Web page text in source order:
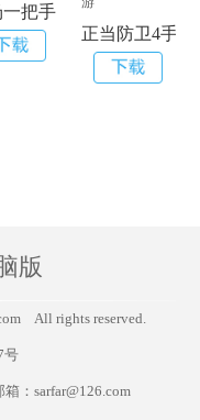
生活安卓中文版手游
把手
正当防卫4手游
版
All rights reserved.
号
：sarfar@126.com